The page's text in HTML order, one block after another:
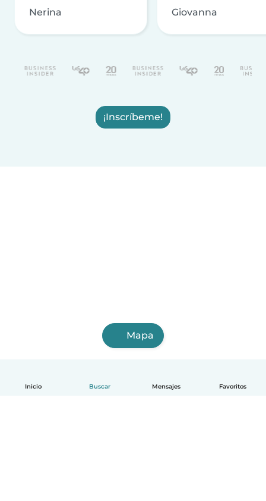
Inicio Buscar Mensajes Favoritos
Nerina Giovanna
¡Inscríbeme!
Mapa